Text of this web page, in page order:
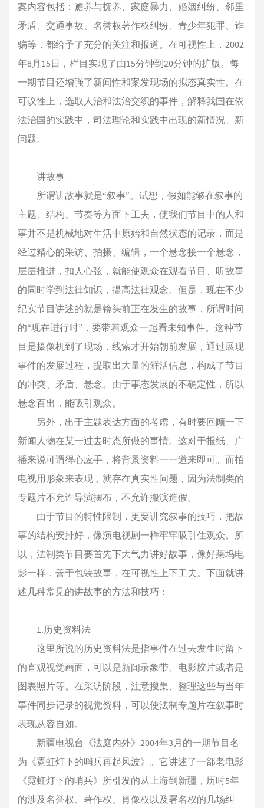
案内容包括：赡养与抚养、家庭暴力、婚姻纠纷、邻里
矛盾、交通事故、名誉权著作权纠纷、青少年犯罪、诈
骗等，都给予了充分的关注和报道。在可视性上，2002
年8月15日，栏目实现了由15分钟到20分钟的扩版。每
一期节目还增强了新闻性和案发现场的拟态真实性。在
可议性上，选取人治和法治交织的事件，解释我国在依
法治国的实践中，司法理论和实践中出现的新情况、新
问题。
讲故事
所谓讲故事就是“叙事”。试想，假如能够在叙事的
主题、结构、节奏等方面下工夫，使我们节目中的人和
事并不是机械地对生活中原始和自然状态的记录，而是
经过精心的采访、拍摄、编辑，一个悬念接一个悬念，
层层推进，扣人心弦，就能使观众在观看节目、听故事
的同时学到法律知识，提高法律观念。但是，现在不少
纪实节目讲述的就是镜头前正在发生的故事，所谓时间
的“现在进行时”，要带着观众一起看未知事件。这种节
目是摄像机到了现场，线索才开始朝前发展，通过展现
事件的发展过程，提取出大量的鲜活信息，构成了节目
的冲突、矛盾、悬念。由于事态发展的不确定性，所以
悬念百出，能吸引观众。
另外，出于主题表达方面的考虑，有时要回顾一下
新闻人物在某一过去时态所做的事情。这对于报纸、广
播来说可谓得心应手，将背景资料一一道来即可。而拍
电视用形象来表现，就存在真实性问题，因为法制类的
专题片不允许导演摆布，不允许搬演造假。
由于节目的特性限制，更要讲究叙事的技巧，把故
事的结构安排好，像演电视剧一样牢牢吸引住观众。所
以，法制类节目要首先下大气力讲好故事，像好莱坞电
影一样，善于包装故事，在可视性上下工夫。下面就讲
述几种常见的讲故事的方法和技巧：
1.历史资料法
这里所说的历史资料法是指事件在过去发生时留下
的直观视觉画面，可以是新闻录象带、电影胶片或者是
图表照片等。在采访阶段，注意搜集、整理这些与当年
事件同步记录的视觉资料，可以使法制专题片在叙事时
表现从容自如。
新疆电视台《法庭内外》2004年3月的一期节目名
为《霓虹灯下的哨兵再起风波》。它讲述了一部老电影
《霓虹灯下的哨兵》所引发的从上海到新疆，历时5年
的涉及名誉权、著作权、肖像权以及署名权的几场纠